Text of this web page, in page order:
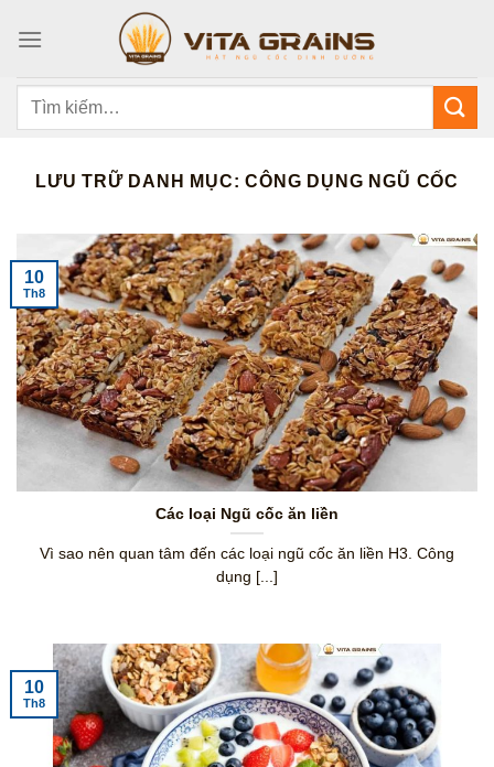
qua
Tìm
LƯU TRỮ DANH MỤC:CÔNG DỤNG NGŨ CỐC
Các loại Ngũ cốc ăn liền
Vì sao nên quan tâm đến các loại ngũ cốc ăn liền H3. Công
dụng [...]
10
Th8
10
Th8